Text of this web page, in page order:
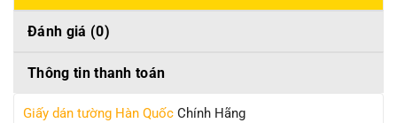
Đánh giá (0)
Thông tin thanh toán
Giấy dán tường Hàn Quốc Chính Hãng